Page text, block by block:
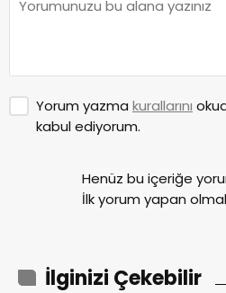
Yorum yazma kurallarını
kabul ediyorum.
Henüz bu içeriğe
İlk yorum yapan
İlginizi Çekebilir